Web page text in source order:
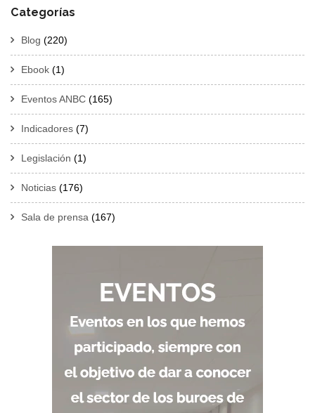
Categorías
Blog (220)
Ebook (1)
Eventos ANBC (165)
Indicadores (7)
Legislación (1)
Noticias (176)
Sala de prensa (167)